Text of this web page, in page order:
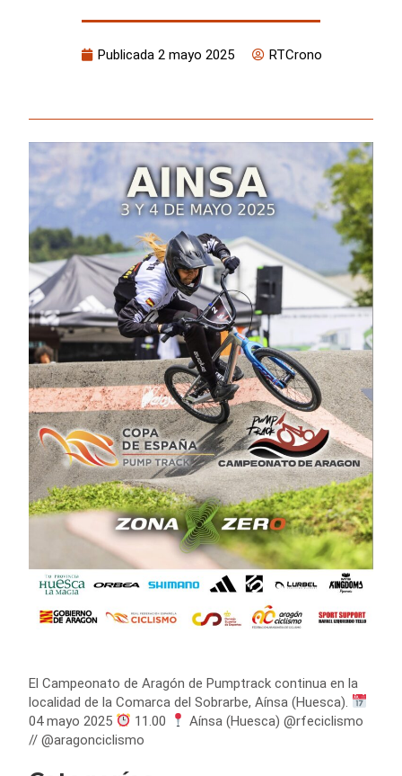
Publicada 2 mayo 2025 RTCrono
El Campeonato de Aragón de Pumptrack continua en la
localidad de la Comarca del Sobrarbe, Aínsa (Huesca).
04 mayo 2025
11.00
Aínsa (Huesca) @rfeciclismo
// @aragonciclismo